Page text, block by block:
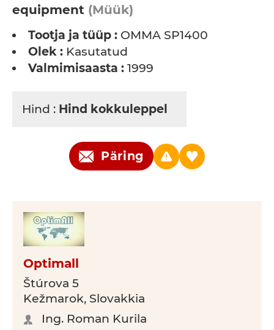
equipment (Müük)
Tootja ja tüüp : OMMA SP1400
Olek : Kasutatud
Valmimisaasta : 1999
Hind : Hind kokkuleppel
Päring
Optimall
Štúrova 5
Kežmarok, Slovakkia
Ing. Roman Kurila